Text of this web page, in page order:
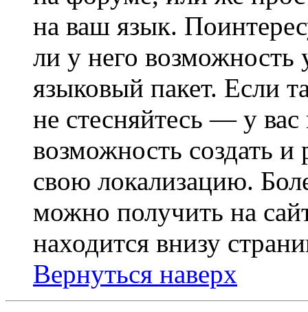
на ваш язык.
ли у него
языковый пакет. Если
не стесняйтесь — у вас
возможность создать
свою локализацию.
можно получить на
находится внизу
Вернуться наверх